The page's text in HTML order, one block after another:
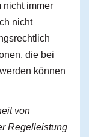
nicht immer
nicht
die bei
können
von
Regelleistung